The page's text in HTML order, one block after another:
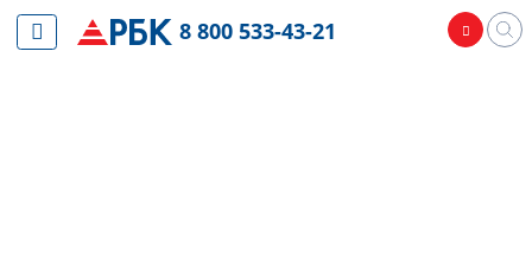
8 800 533-43-21